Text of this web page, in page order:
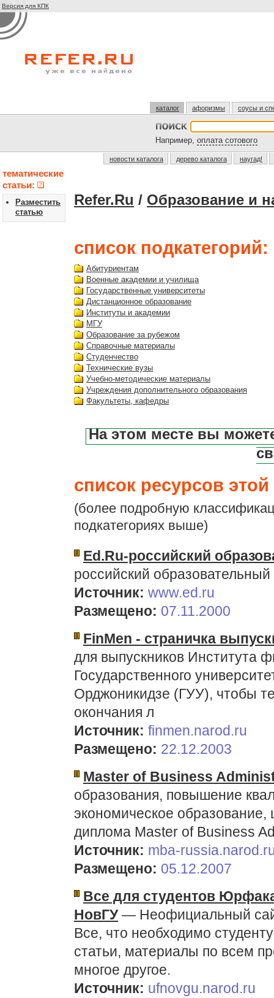
Версия для КПК
каталог афоризмы соусы и
Например, оплата сотового
новости каталога дерево каталога наугад!
тематические
статьи:
Разместить
статью
Refer.Ru / Образование и
список подкатегорий:
Абитуриентам
Военные академии и училища
Государственные университеты
Дистанционное образование
Институты и академии
МГУ
Образование за рубежом
Справочные материалы
Студенчество
Технические вузы
Учебно-методические материалы
Учреждения дополнительного образования
Факультеты, кафедры
На этом месте вы
список ресурсов этой
(более подробную
подкатегориях выше)
Ed.Ru-российский
российский образовательный
Источник: www.ed.ru
Размещено: 07.11.2000
FinMen - страничка
для выпускников Института
Государственного
Орджоникидзе (ГУУ), чтобы
окончания л
Источник: finmen.narod.ru
Размещено: 22.12.2003
Master of Business
образования, повышение
экономическое
диплома Мaster of Business
Источник: mba-
Размещено: 05.12.2007
Все для студентов
НовГУ— Неофициальный
Все, что необходимо
статьи, материалы по всем
многое другое.
Источник: ufnovgu.narod.ru